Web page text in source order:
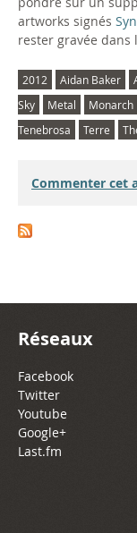
artworks signés
rester gravée
2012 Aidan Baker
Sky
Metal Monarch
Tenebrosa
Terre
Commenter cet
Réseaux
Facebook
Twitter
Youtube
Google+
Last.fm